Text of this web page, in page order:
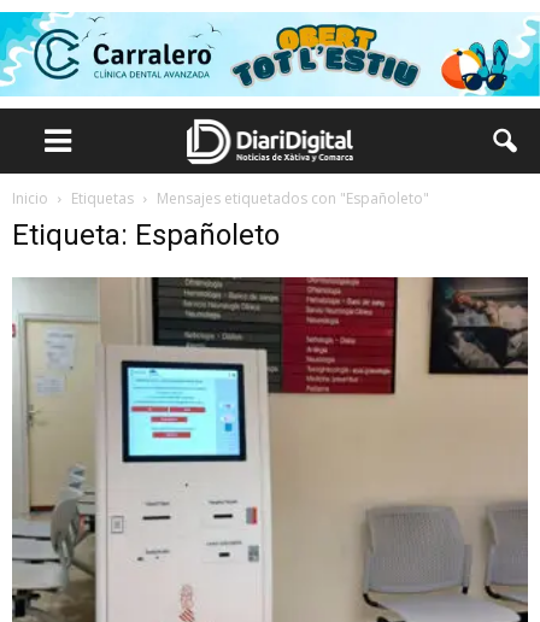
Inicio Etiquetas Mensajes etiquetados con "Españoleto"
Etiqueta: Españoleto